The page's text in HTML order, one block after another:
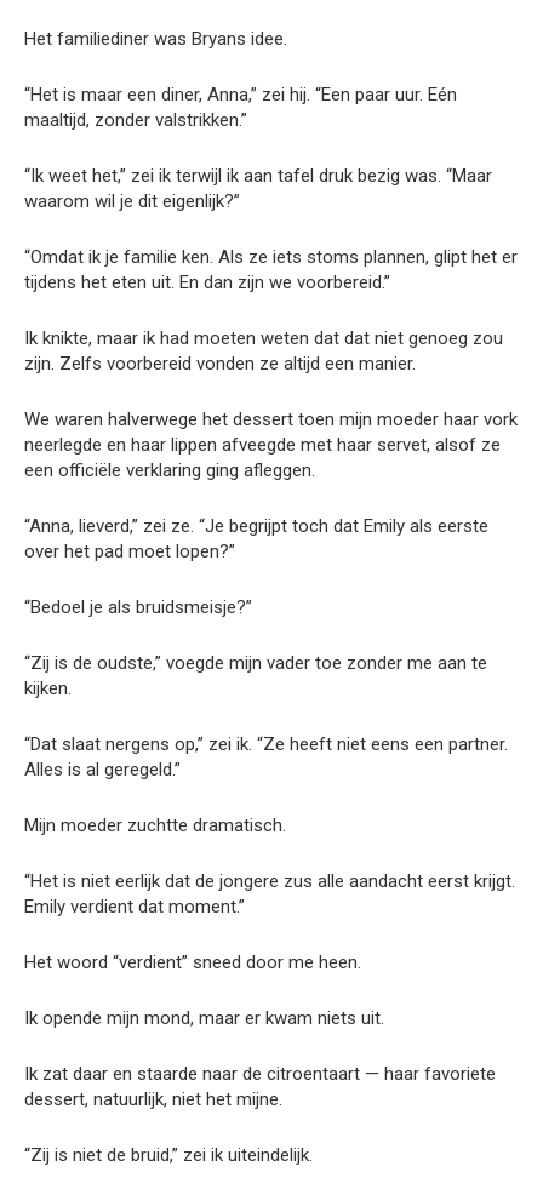
Het familiediner was Bryans idee.
“Het is maar een diner, Anna,” zei hij. “Een paar uur. Eén
maaltijd, zonder valstrikken.”
“Ik weet het,” zei ik terwijl ik aan tafel druk bezig was. “Maar
waarom wil je dit eigenlijk?”
“Omdat ik je familie ken. Als ze iets stoms plannen, glipt het er
tijdens het eten uit. En dan zijn we voorbereid.”
Ik knikte, maar ik had moeten weten dat dat niet genoeg zou
zijn. Zelfs voorbereid vonden ze altijd een manier.
We waren halverwege het dessert toen mijn moeder haar vork
neerlegde en haar lippen afveegde met haar servet, alsof ze
een officiële verklaring ging afleggen.
“Anna, lieverd,” zei ze. “Je begrijpt toch dat Emily als eerste
over het pad moet lopen?”
“Bedoel je als bruidsmeisje?”
“Zij is de oudste,” voegde mijn vader toe zonder me aan te
kijken.
“Dat slaat nergens op,” zei ik. “Ze heeft niet eens een partner.
Alles is al geregeld.”
Mijn moeder zuchtte dramatisch.
“Het is niet eerlijk dat de jongere zus alle aandacht eerst krijgt.
Emily verdient dat moment.”
Het woord “verdient” sneed door me heen.
Ik opende mijn mond, maar er kwam niets uit.
Ik zat daar en staarde naar de citroentaart — haar favoriete
dessert, natuurlijk, niet het mijne.
“Zij is niet de bruid,” zei ik uiteindelijk.